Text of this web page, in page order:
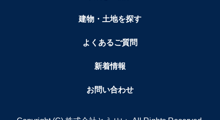
建物・土地を探す
よくあるご質問
新着情報
お問い合わせ